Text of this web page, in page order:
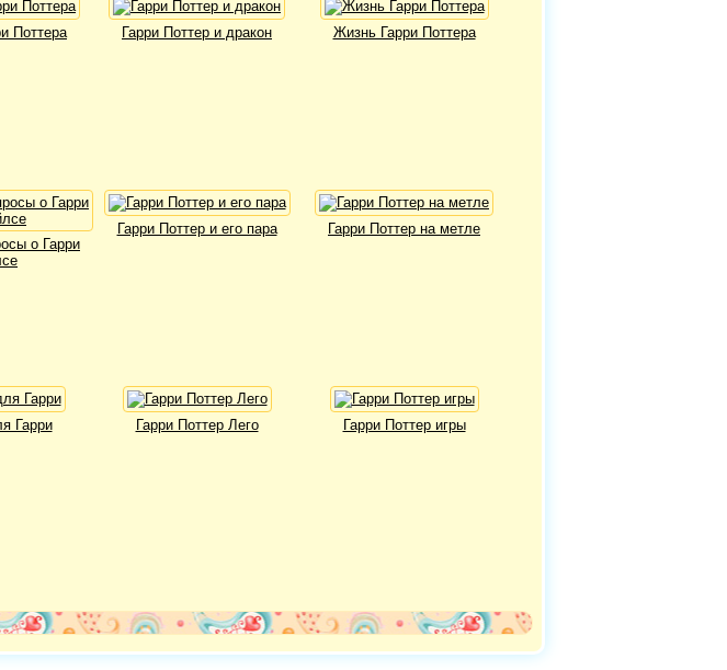
Поттера Гарри Поттер и дракон Жизнь Гарри Поттера
о Гарри
Гарри Поттер и его пара Гарри Поттер на метле
Гарри Гарри Поттер Лего Гарри Поттер игры